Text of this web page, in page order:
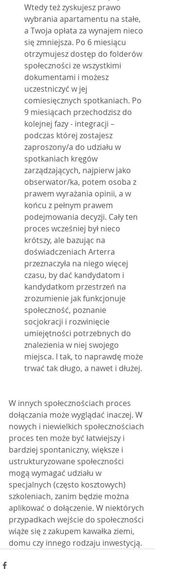
Wtedy też zyskujesz prawo
wybrania apartamentu na stałe,
a Twoja opłata za wynajem nieco
się zmniejsza. Po 6 miesiącu
otrzymujesz dostęp do folderów
społeczności ze wszystkimi
dokumentami i możesz
uczestniczyć w jej
comiesięcznych spotkaniach. Po
9 miesiącach przechodzisz do
kolejnej fazy - integracji –
podczas której zostajesz
zaproszony/a do udziału w
spotkaniach kręgów
zarządzających, najpierw jako
obserwator/ka, potem osoba z
prawem wyrażania opinii, a w
końcu z pełnym prawem
podejmowania decyzji. Cały ten
proces wcześniej był nieco
krótszy, ale bazując na
doświadczeniach Arterra
przeznaczyła na niego więcej
czasu, by dać kandydatom i
kandydatkom przestrzeń na
zrozumienie jak funkcjonuje
społeczność, poznanie
socjokracji i rozwinięcie
umiejętności potrzebnych do
znalezienia w niej swojego
miejsca. I tak, to naprawdę może
trwać tak długo, a nawet i dłużej.
W innych społecznościach proces
dołączania może wyglądać inaczej. W
nowych i niewielkich społecznościach
proces ten może być łatwiejszy i
bardziej spontaniczny, większe i
ustrukturyzowane społeczności
mogą wymagać udziału w
specjalnych (często kosztowych)
szkoleniach, zanim będzie można
aplikować o dołączenie. W niektórych
przypadkach wejście do społeczności
wiąże się z zakupem kawałka ziemi,
domu czy innego rodzaju inwestycją.